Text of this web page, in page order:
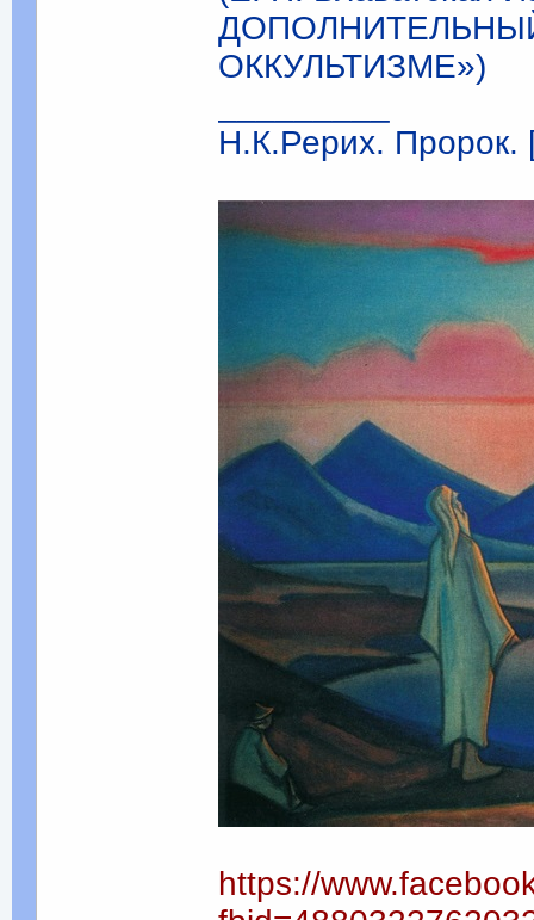
ОККУЛЬТИЗМЕ»)
Н.К.Рерих. Пророк.
https://